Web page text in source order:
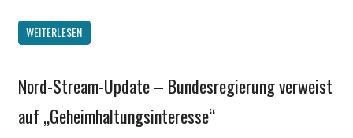
WEITERLESEN
Gesellschaft
Medien
Politik
Nord-Stream-Update – Bundesregierung verweist
auf „Geheimhaltungsinteresse“